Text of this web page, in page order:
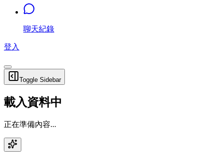
聊天紀錄
登入
Toggle Sidebar
載入資料中
正在準備內容...